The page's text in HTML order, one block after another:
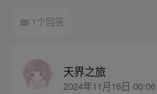
1个回答
天界之旅
2024年11月16日 00:06